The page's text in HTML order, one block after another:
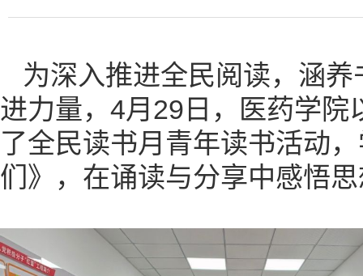
为深入推进全民阅读，涵
进力量，4月29日，医药学
了全民读书月青年读书活动
们》，在诵读与分享中感悟